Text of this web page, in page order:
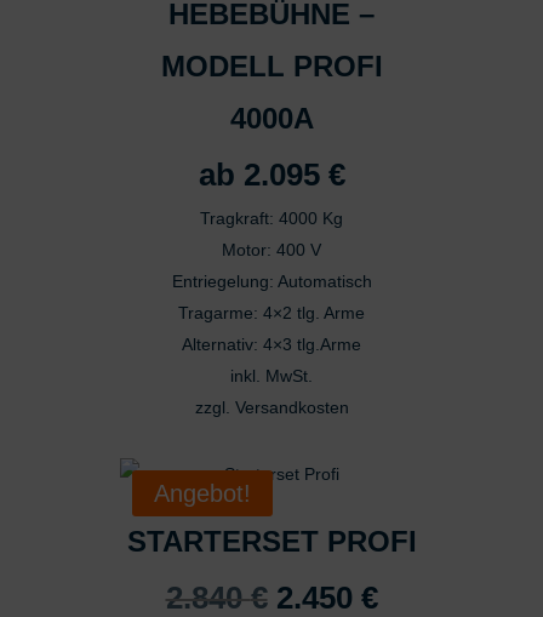
HEBEBÜHNE –
MODELL PROFI
4000A
ab 2.095 €
Tragkraft: 4000 Kg
Motor: 400 V
Entriegelung: Automatisch
Tragarme: 4×2 tlg. Arme
Alternativ: 4×3 tlg.Arme
inkl. MwSt.
zzgl. Versandkosten
Produkt
mehrere
auf.
Angebot!
STARTERSET PROFI
2.840€ Ursprünglicher
2.450 €Aktueller
Entwicklung und Verbesserung der Angebote
Besondere Features:
Endgeräteeigenschaften zur Identifikation aktiv abfragen